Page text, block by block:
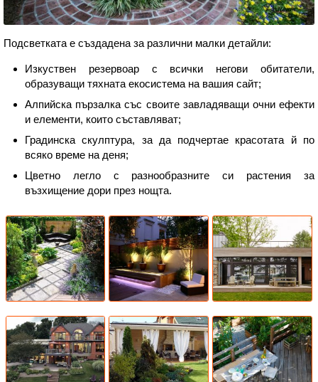
Подсветката е създадена за различни малки детайли:
Изкуствен резервоар с всички негови обитатели,
образуващи тяхната екосистема на вашия сайт;
Алпийска пързалка със своите завладяващи очни ефекти
и елементи, които съставляват;
Градинска скулптура, за да подчертае красотата й по
всяко време на деня;
Цветно легло с разнообразните си растения за
възхищение дори през нощта.